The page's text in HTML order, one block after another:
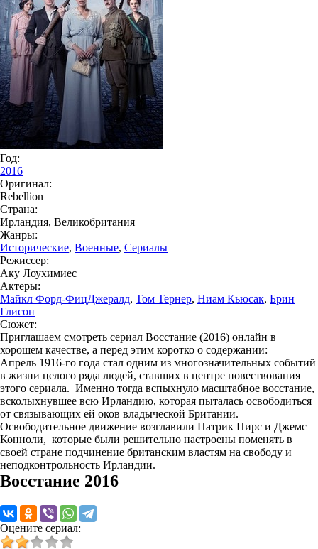
Год:
2016
Оригинал:
Rebellion
Страна:
Ирландия, Великобритания
Жанры:
Исторические, Военные, Сериалы
Режиссер:
Аку Лоухимиес
Актеры:
Майкл Форд-ФицДжералд, Том Тернер, Ниам Кьюсак, Брин
Глисон
Сюжет:
Приглашаем смотреть сериал Восстание (2016) онлайн в
хорошем качестве, а перед этим коротко о содержании:
Апрель 1916-го года стал одним из многозначительных событий
в жизни целого ряда людей, ставших в центре повествования
этого сериала. Именно тогда вспыхнуло масштабное восстание,
всколыхнувшее всю Ирландию, которая пыталась освободиться
от связывающих ей оков владыческой Британии.
Освободительное движение возглавили Патрик Пирс и Джемс
Конноли, которые были решительно настроены поменять в
своей стране подчинение британским властям на свободу и
неподконтрольность Ирландии.
Восстание 2016
Оцените сериал: